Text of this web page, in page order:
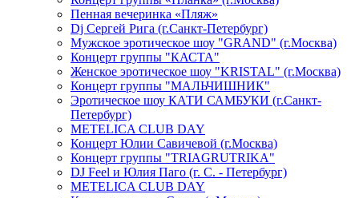
Пенная вечеринка «Пляж»
Dj Сергей Рига (г.Санкт-Петербург)
Мужское эротическое шоу "GRAND" (г.Москва)
Концерт группы "КАСТА"
Женское эротическое шоу "KRISTAL" (г.Москва)
Концерт группы "МАЛЬЧИШНИК"
Эротическое шоу КАТИ САМБУКИ (г.Санкт-
Петербург)
METELICA CLUB DAY
Концерт Юлии Савичевой (г.Москва)
Концерт группы "TRIAGRUTRIKA"
DJ Feel и Юлия Паго (г. С. - Петербург)
METELICA CLUB DAY